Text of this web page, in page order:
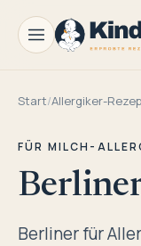
Start/Allergiker-
FÜR MILCH-
Berliner für